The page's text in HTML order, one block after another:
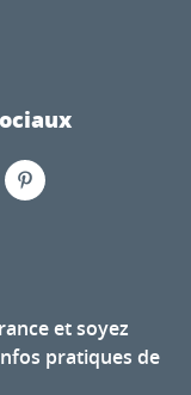
et soyez
pratiques de